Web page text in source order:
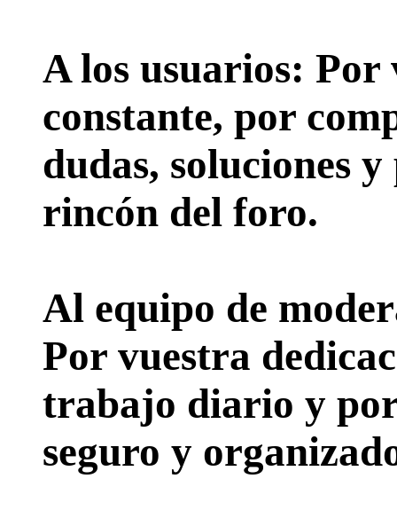
A los usuarios: Por
constante, por
dudas, soluciones
rincón del foro.
Al equipo de
Por vuestra
trabajo diario y por
seguro y